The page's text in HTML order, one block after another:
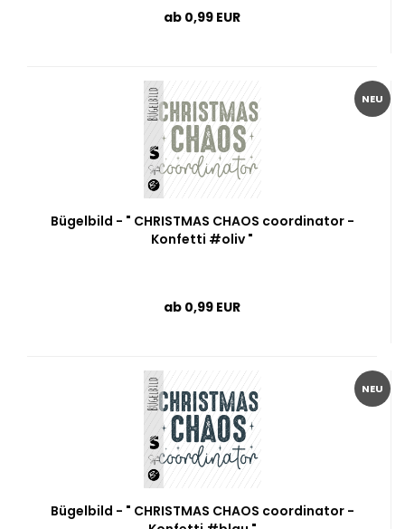
ab 0,99 EUR
NEU
Bügelbild - " CHRISTMAS CHAOS coordinator -
Konfetti #oliv "
ab 0,99 EUR
NEU
Bügelbild - " CHRISTMAS CHAOS coordinator -